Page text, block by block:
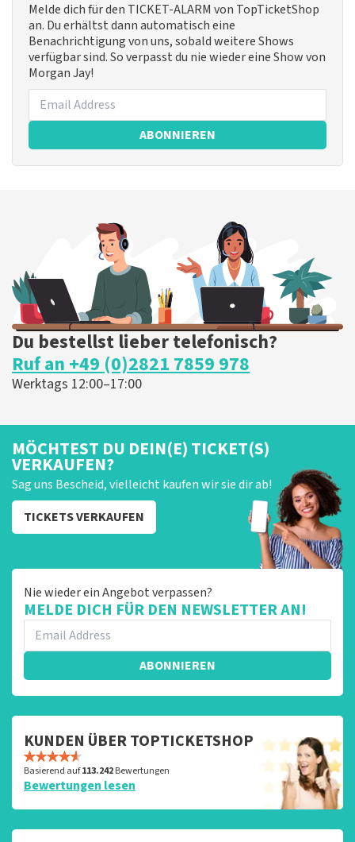
Melde dich für den TICKET-ALARM von TopTicketShop
an. Du erhältst dann automatisch eine
Benachrichtigung von uns, sobald weitere Shows
verfügbar sind. So verpasst du nie wieder eine Show von
Morgan Jay!
ABONNIEREN
Du bestellst lieber telefonisch?
Ruf an +49 (0)2821 7859 978
Werktags 12:00–17:00
MÖCHTEST DU DEIN(E) TICKET(S)
VERKAUFEN?
Sag uns Bescheid, vielleicht kaufen wir sie dir ab!
TICKETS VERKAUFEN
Nie wieder ein Angebot verpassen?
MELDE DICH FÜR DEN NEWSLETTER AN!
ABONNIEREN
KUNDEN ÜBER TOPTICKETSHOP
Basierend auf113.242Bewertungen
Bewertungen lesen